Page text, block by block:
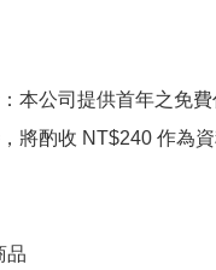
本公司提供首年之免費
將酌收 NT$240 作為
品